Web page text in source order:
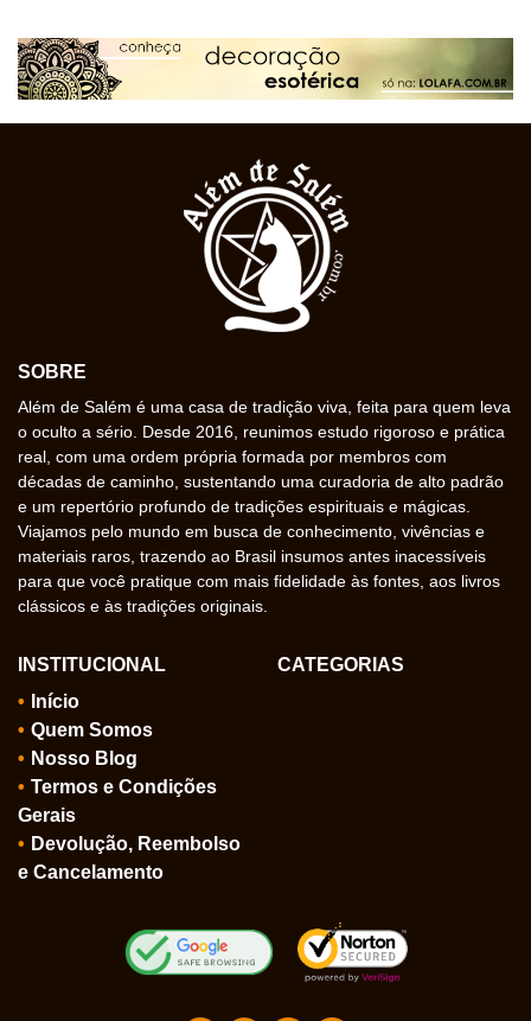
SOBRE
Além de Salém é uma casa de tradição viva, feita para quem leva
o oculto a sério. Desde 2016, reunimos estudo rigoroso e prática
real, com uma ordem própria formada por membros com
décadas de caminho, sustentando uma curadoria de alto padrão
e um repertório profundo de tradições espirituais e mágicas.
Viajamos pelo mundo em busca de conhecimento, vivências e
materiais raros, trazendo ao Brasil insumos antes inacessíveis
para que você pratique com mais fidelidade às fontes, aos livros
clássicos e às tradições originais.
INSTITUCIONAL
Início
Quem Somos
Nosso Blog
Termos e Condições
Gerais
Devolução, Reembolso
e Cancelamento
CATEGORIAS